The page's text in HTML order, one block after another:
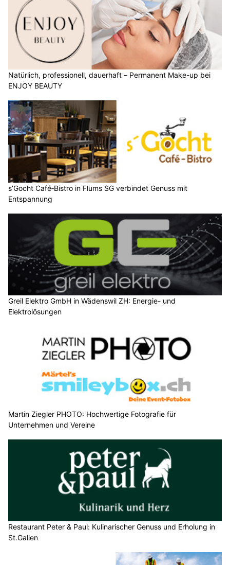
Natürlich, professionell, dauerhaft – Permanent Make-up bei
ENJOY BEAUTY
s’Gocht Café‑Bistro in Flums SG verbindet Genuss mit
Entspannung
Greil Elektro GmbH in Wädenswil ZH: Energie- und
Elektrolösungen
Martin Ziegler PHOTO: Hochwertige Fotografie für
Unternehmen und Vereine
Restaurant Peter & Paul: Kulinarischer Genuss und Erholung in
St.Gallen